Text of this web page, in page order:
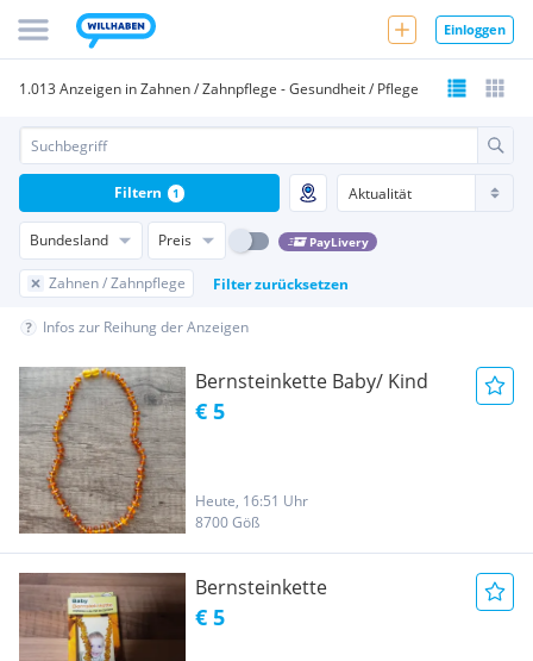
Einloggen
1.013 Anzeigen in Zahnen / Zahnpflege - Gesundheit / Pflege
Bundesland Preis PayLivery
Zahnen / Zahnpflege Filter zurücksetzen
Filtern 1
Infos zur Reihung der Anzeigen
Bernsteinkette Baby/ Kind
€ 5
Heute, 16:51 Uhr
8700 Göß
Bernsteinkette
€ 5